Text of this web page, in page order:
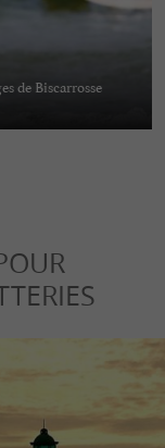
de Biscarrosse